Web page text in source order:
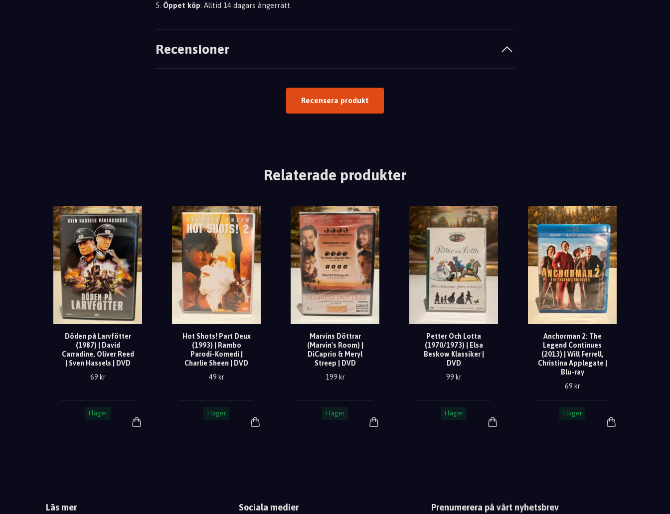
Öppet köp: Alltid 14 dagars ångerrätt.
Recensioner
Recensera produkt
Relaterade produkter
Döden på Larvfötter
(1987) | David
Carradine, Oliver Reed
| Sven Hassels | DVD
69 kr
I lager
Hot Shots! Part Deux
(1993) | Rambo
Parodi-Komedi |
Charlie Sheen | DVD
49 kr
I lager
Marvins Döttrar
(Marvin's Room) |
DiCaprio & Meryl
Streep | DVD
199 kr
I lager
Petter Och Lotta
(1970/1973) | Elsa
Beskow Klassiker |
DVD
99 kr
I lager
Anchorman 2: The
Legend Continues
(2013) | Will Ferrell,
Christina Applegate |
Blu-ray
69 kr
I lager
Läs mer Sociala medier Prenumerera på vårt nyhetsbrev